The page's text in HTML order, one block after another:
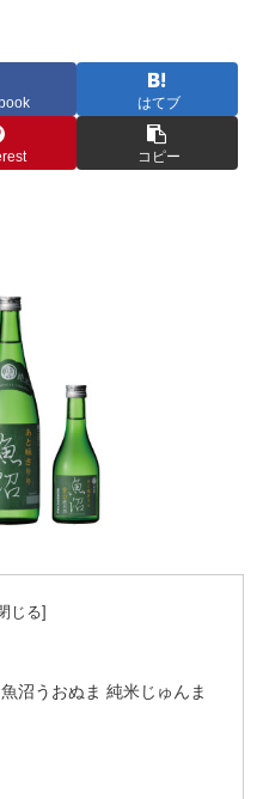
はてブ
コピー
沼うおぬま 純米じゅんま